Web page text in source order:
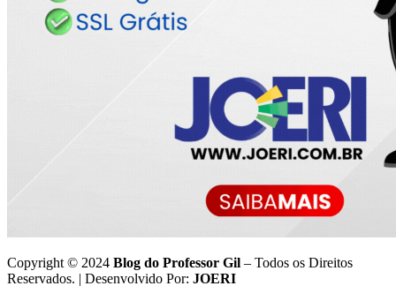
Copyright © 2024 Blog do Professor Gil – Todos os Direitos
Reservados. | Desenvolvido Por: JOERI